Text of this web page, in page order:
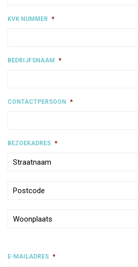
KVK NUMMER *
BEDRIJFSNAAM *
CONTACTPERSOON *
BEZOEKADRES *
E-MAILADRES *